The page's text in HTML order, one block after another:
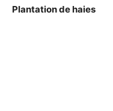
Plantation de haies